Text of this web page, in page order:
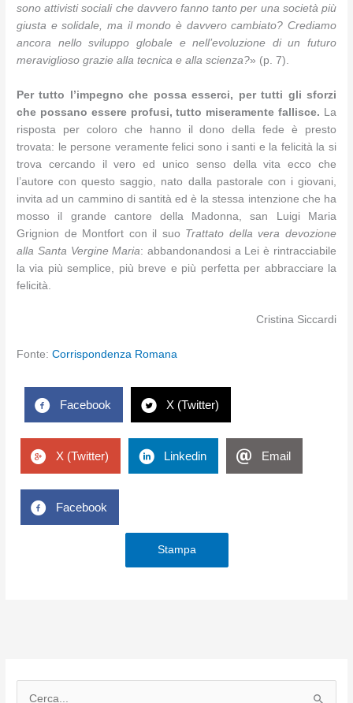
sono attivisti sociali che davvero fanno tanto per una società più
giusta e solidale, ma il mondo è davvero cambiato? Crediamo
ancora nello sviluppo globale e nell’evoluzione di un futuro
meraviglioso grazie alla tecnica e alla scienza?» (p. 7).
Per tutto l’impegno che possa esserci, per tutti gli sforzi
che possano essere profusi, tutto miseramente fallisce. La
risposta per coloro che hanno il dono della fede è presto
trovata: le persone veramente felici sono i santi e la felicità la si
trova cercando il vero ed unico senso della vita ecco che
l’autore con questo saggio, nato dalla pastorale con i giovani,
invita ad un cammino di santità ed è la stessa intenzione che ha
mosso il grande cantore della Madonna, san Luigi Maria
Grignion de Montfort con il suo Trattato della vera devozione
alla Santa Vergine Maria: abbandonandosi a Lei è rintracciabile
la via più semplice, più breve e più perfetta per abbracciare la
felicità.
Cristina Siccardi
Fonte:Corrispondenza Romana
Facebook X (Twitter)
X (Twitter) Linkedin Email
Facebook
Stampa